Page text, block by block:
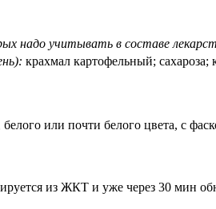
надо учитывать в составе
крахмал картофельный; сахароза;
или почти белого цвета, с
из ЖКТ и уже через 30 мин